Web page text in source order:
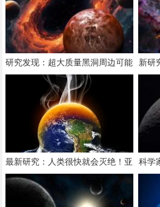
研究发现：超大质量黑洞周边可能
孕育数百万颗行星
新研
最新研究：人类很快就会灭绝！亚
洲是第一个
科学